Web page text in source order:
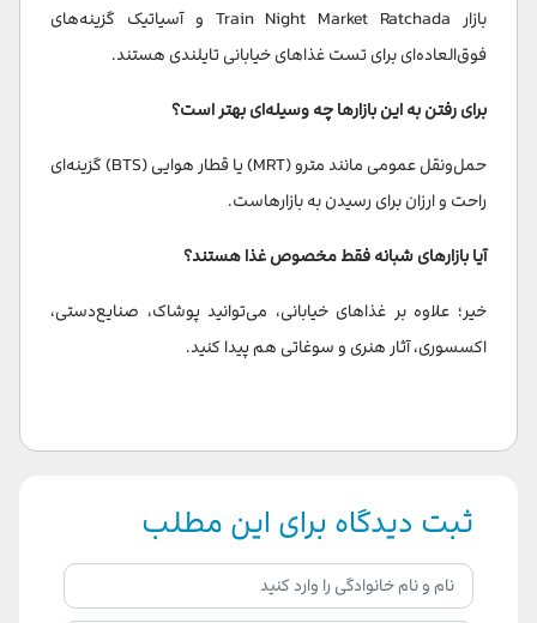
بازار Train Night Market Ratchada و آسیاتیک گزینه‌های
فوق‌العاده‌ای برای تست غذاهای خیابانی تایلندی هستند.
برای رفتن به این بازارها چه وسیله‌ای بهتر است؟
حمل‌ونقل عمومی مانند مترو (MRT) یا قطار هوایی (BTS) گزینه‌ای
راحت و ارزان برای رسیدن به بازارهاست.
آیا بازارهای شبانه فقط مخصوص غذا هستند؟
خیر؛ علاوه بر غذاهای خیابانی، می‌توانید پوشاک، صنایع‌دستی،
اکسسوری، آثار هنری و سوغاتی هم پیدا کنید.
ثبت دیدگاه برای این مطلب